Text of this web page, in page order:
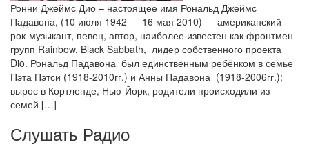
Ронни Джеймс Дио – настоящее имя Рональд Джеймс
Падавона, (10 июля 1942 — 16 мая 2010) — американский
рок-музыкант, певец, автор, наиболее известен как фронтмен
групп Rainbow, Black Sabbath, лидер собственного проекта
Dio. Рональд Падавона был единственным ребёнком в семье
Пэта Пэтси (1918-2010гг.) и Анны Падавона (1918-2006гг.);
вырос в Кортленде, Нью-Йорк, родители происходили из
семей […]
Слушать Радио